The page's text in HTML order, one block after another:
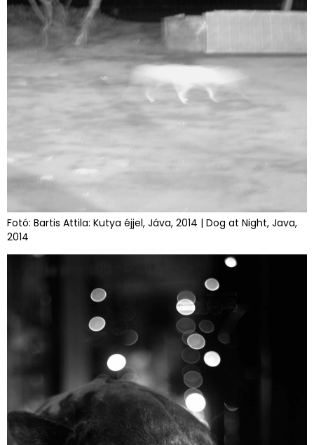
Fotó: Bartis Attila: Kutya éjjel, Jáva, 2014 | Dog at Night, Java,
2014